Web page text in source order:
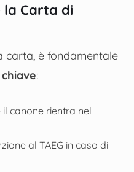
la Carta di
carta, è fondamentale
:
canone rientra nel
al TAEG in caso di